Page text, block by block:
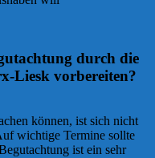
durch die
Liesk vorbereiten?
können, ist sich nicht
wichtige Termine sollte
ist ein sehr